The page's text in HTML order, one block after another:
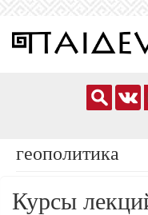
основному
геополитика
Курсы